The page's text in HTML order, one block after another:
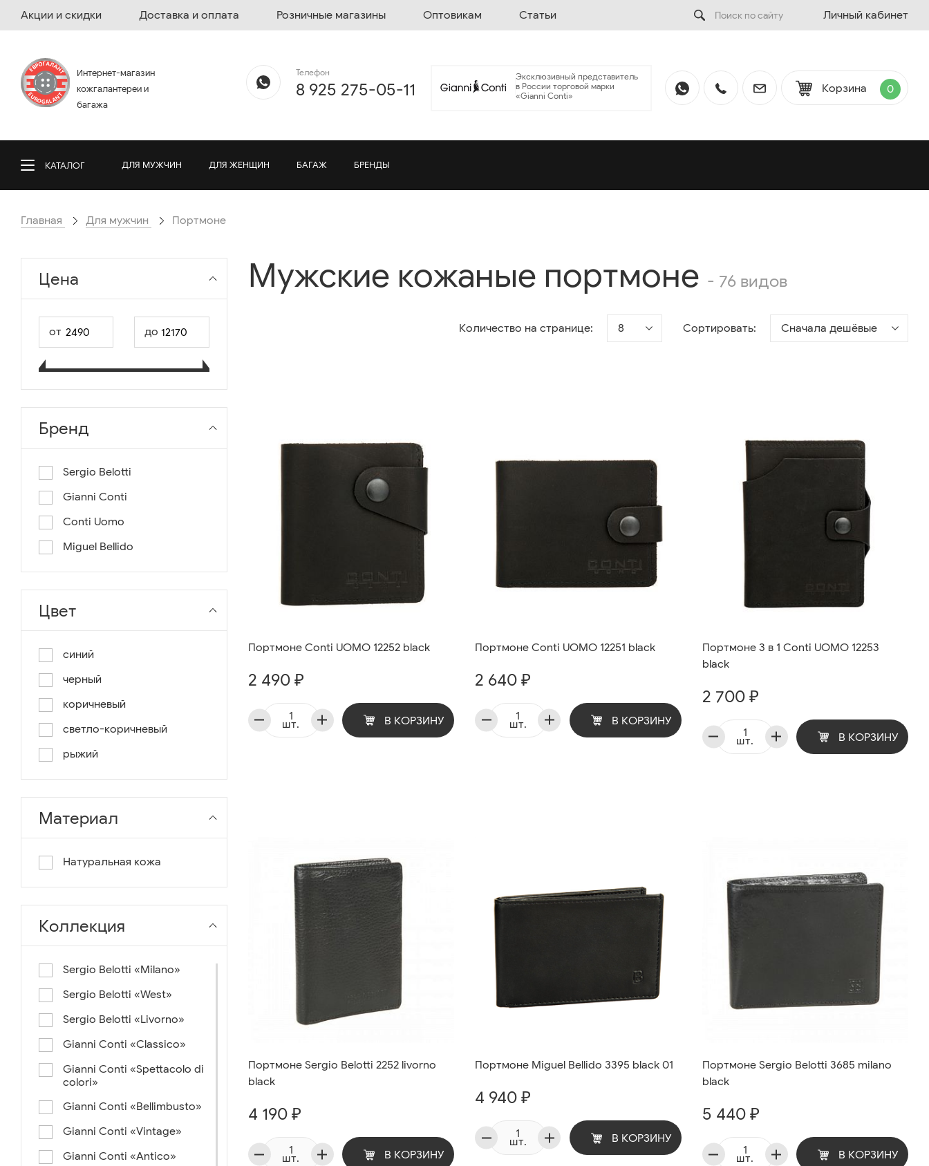
Акции и скидки Доставка и оплата Розничные магазины Оптовикам Статьи Личный кабинет
Интернет-магазин
кожгалантереи и
багажа
Телефон
8 925 275-05-11
Эксклюзивный представитель
в России торговой марки
«Gianni Conti»
Корзина 0
КАТАЛОГ ДЛЯ МУЖЧИН ДЛЯ ЖЕНЩИН БАГАЖ БРЕНДЫ
Главная Для мужчин Портмоне
Цена
от до
Бренд
Sergio Belotti
Gianni Conti
Conti Uomo
Miguel Bellido
Цвет
синий
черный
коричневый
светло-коричневый
рыжий
Материал
Натуральная кожа
Коллекция
Sergio Belotti «Milano»
Sergio Belotti «West»
Sergio Belotti «Livorno»
Gianni Conti «Classico»
Gianni Conti «Spettacolo di
colori»
Gianni Conti «Bellimbusto»
Gianni Conti «Vintage»
Gianni Conti «Antico»
Мужские кожаные портмоне - 76 видов
Количество на странице: 8 Сортировать: Сначала дешёвые
Портмоне Conti UOMO 12252 black
2 490 ₽
шт. В КОРЗИНУ
Портмоне Conti UOMO 12251 black
2 640 ₽
шт. В КОРЗИНУ
Портмоне 3 в 1 Conti UOMO 12253
black
2 700 ₽
шт. В КОРЗИНУ
Портмоне Sergio Belotti 2252 livorno
black
4 190 ₽
шт. В КОРЗИНУ
Портмоне Miguel Bellido 3395 black 01
4 940 ₽
шт. В КОРЗИНУ
Портмоне Sergio Belotti 3685 milano
black
5 440 ₽
шт. В КОРЗИНУ